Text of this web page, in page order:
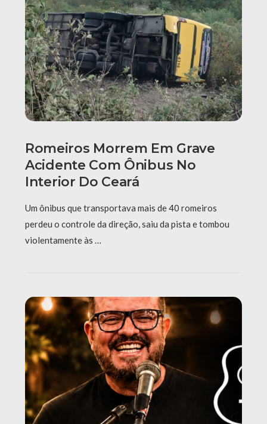
Romeiros Morrem Em Grave
Acidente Com Ônibus No
Interior Do Ceará
Um ônibus que transportava mais de 40 romeiros
perdeu o controle da direção, saiu da pista e tombou
violentamente às …